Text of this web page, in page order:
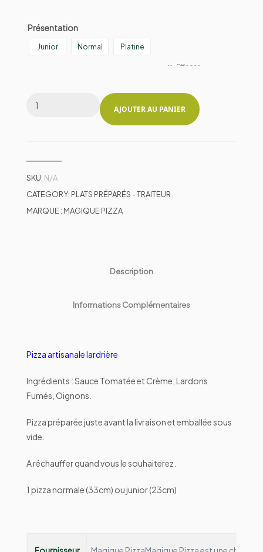
Présentation
Junior Normal Platine
Effacer
AJOUTER AU PANIER
SKU: N/A
CATEGORY: PLATS PRÉPARÉS - TRAITEUR
MARQUE : MAGIQUE PIZZA
Description
Informations Complémentaires
Pizza artisanale lardrière
Ingrédients : Sauce Tomatée et Crème, Lardons
Fumés, Oignons.
Pizza préparée juste avant la livraison et emballée sous
vide.
A réchauffer quand vous le souhaiterez.
1 pizza normale (33cm) ou junior (23cm)